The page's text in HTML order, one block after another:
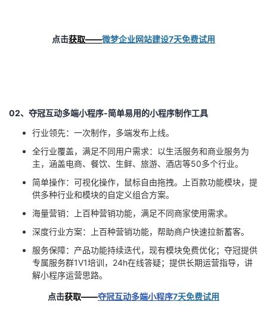
点击获取——微梦企业网站建设7天免费试用
02、夺冠互动多端小程序-简单易用的小程序制作工具
行业领先：一次制作，多端发布上线。
全行业覆盖，满足不同用户需求：以生活服务和商业服务为
主，涵盖电商、餐饮、生鲜、旅游、酒店等50多个行业。
简单操作：可视化操作，鼠标自由拖拽。上百款功能模块，提
供多种行业和模块的自定义组合方案。
海量营销：上百种营销功能，满足不同商家使用需求。
深度行业方案：上百种营销功能，帮助商户快速拉新蓄客。
服务保障：产品功能持续迭代，现有模块免费优化；夺冠提供
专属服务群1V1培训， 24h在线答疑；提供长期运营指导，讲
解小程序运营思路。
点击获取——夺冠互动多端小程序7天免费试用